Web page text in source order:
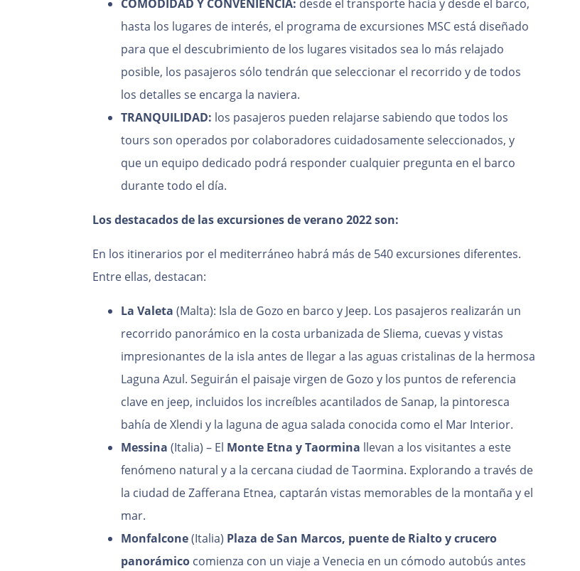
COMODIDAD Y CONVENIENCIA: desde el transporte hacia y desde el barco,
hasta los lugares de interés, el programa de excursiones MSC está diseñado
para que el descubrimiento de los lugares visitados sea lo más relajado
posible, los pasajeros sólo tendrán que seleccionar el recorrido y de todos
los detalles se encarga la naviera.
TRANQUILIDAD: los pasajeros pueden relajarse sabiendo que todos los
tours son operados por colaboradores cuidadosamente seleccionados, y
que un equipo dedicado podrá responder cualquier pregunta en el barco
durante todo el día.
Los destacados de las excursiones de verano 2022 son:
En los itinerarios por el mediterráneo habrá más de 540 excursiones diferentes.
Entre ellas, destacan:
La Valeta (Malta): Isla de Gozo en barco y Jeep. Los pasajeros realizarán un
recorrido panorámico en la costa urbanizada de Sliema, cuevas y vistas
impresionantes de la isla antes de llegar a las aguas cristalinas de la hermosa
Laguna Azul. Seguirán el paisaje virgen de Gozo y los puntos de referencia
clave en jeep, incluidos los increíbles acantilados de Sanap, la pintoresca
bahía de Xlendi y la laguna de agua salada conocida como el Mar Interior.
Messina (Italia) – El Monte Etna y Taormina llevan a los visitantes a este
fenómeno natural y a la cercana ciudad de Taormina. Explorando a través de
la ciudad de Zafferana Etnea, captarán vistas memorables de la montaña y el
mar.
Monfalcone(Italia) Plaza de San Marcos, puente de Rialto y crucero
panorámico comienza con un viaje a Venecia en un cómodo autobús antes